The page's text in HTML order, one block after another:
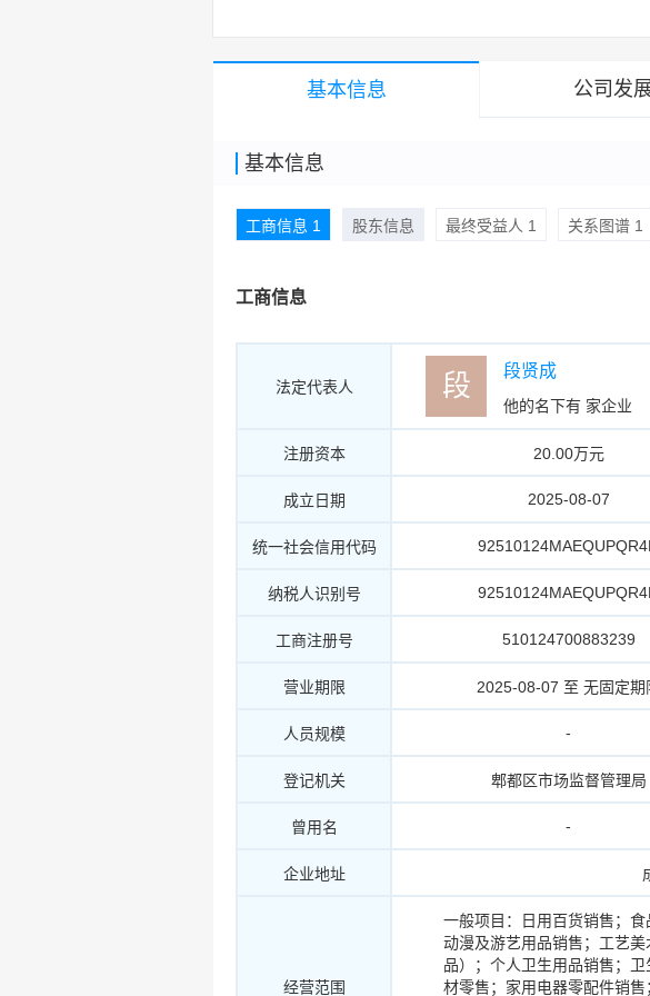
基本信息 公司发
基本信息
工商信息 1 股东信息 最终受益人 1 关系图谱 1
工商信息
法定代表人 段 段贤成
他的名下有 家企业
注册资本 20.00万元
成立日期 2025-08-07
统一社会信用代码
纳税人识别号
工商注册号 510124700883239
营业期限 2025-08-07 至 无固定期
人员规模 -
登记机关 郫都区市场监督管理局
曾用名 -
企业地址
经营范围
一般项目：日用百货销售；
动漫及游艺用品销售；工艺
品）；个人卫生用品销售；
材零售；家用电器零配件销